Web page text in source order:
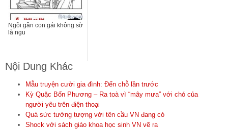
Ngồi gần con gái không sờ
là ngu
Nội Dung Khác
Mẫu truyện cười gia đình: Đến chỗ lần trước
Kỳ Quặc Bốn Phương – Ra toà vì “mây mưa” với chó của
người yêu trên điện thoại
Quá sức tưởng tượng với tên cầu VN đang có
Shock với sách giáo khoa học sinh VN vẽ ra